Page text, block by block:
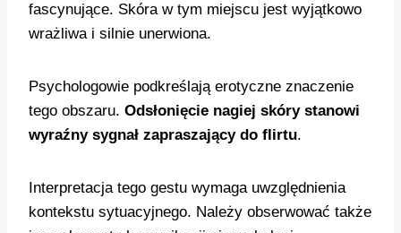
fascynujące. Skóra w tym miejscu jest wyjątkowo
wrażliwa i silnie unerwiona.
Psychologowie podkreślają erotyczne znaczenie
tego obszaru. Odsłonięcie nagiej skóry stanowi
wyraźny sygnał zapraszający do flirtu.
Interpretacja tego gestu wymaga uwzględnienia
kontekstu sytuacyjnego. Należy obserwować także